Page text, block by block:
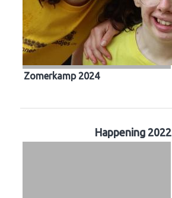
Zomerkamp 2024
Happening 2022